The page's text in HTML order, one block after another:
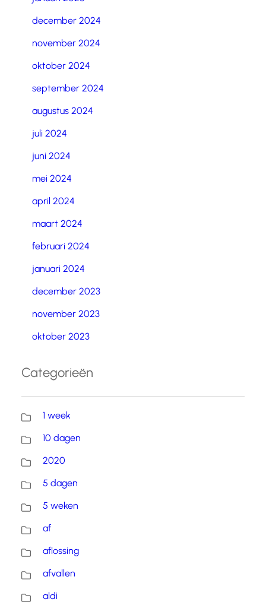
december 2024
november 2024
oktober 2024
september 2024
augustus 2024
juli 2024
juni 2024
mei 2024
april 2024
maart 2024
februari 2024
januari 2024
december 2023
november 2023
oktober 2023
Categorieën
1 week
10 dagen
2020
5 dagen
5 weken
af
aflossing
afvallen
aldi